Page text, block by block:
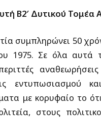
Β2′ Δυτικού Τομέα
συμπληρώνει 50
1975. Σε όλα αυτά
εντυπωσιασμού
με κορυφαίο το
στους